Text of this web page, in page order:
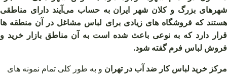
شهرهای بزرگ و کلان شهر ایران به حساب می‌آیند دارای مناطقی
هستند که فروشگاه های زیادی برای لباس مشاغل در آن منطقه ها
قرار دارد که به نوعی باعث شده است به آن مناطق بازار خرید و
فروش لباس فرم گفته شود.
مرکز خرید لباس کار ضد آب در تهران و به طور کلی تمام نمونه های